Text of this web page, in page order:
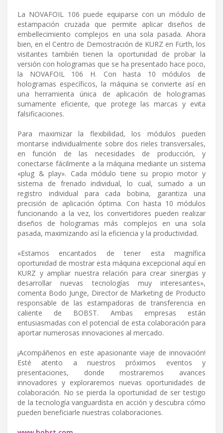
La NOVAFOIL 106 puede equiparse con un módulo de
estampación cruzada que permite aplicar diseños de
embellecimiento complejos en una sola pasada. Ahora
bien, en el Centro de Demostración de KURZ en Fürth, los
visitantes también tienen la oportunidad de probar la
versión con hologramas que se ha presentado hace poco,
la NOVAFOIL 106 H. Con hasta 10 módulos de
hologramas específicos, la máquina se convierte así en
una herramienta única de aplicación de hologramas
sumamente eficiente, que protege las marcas y evita
falsificaciones.
Para maximizar la flexibilidad, los módulos pueden
montarse individualmente sobre dos rieles transversales,
en función de las necesidades de producción, y
conectarse fácilmente a la máquina mediante un sistema
«plug & play». Cada módulo tiene su propio motor y
sistema de frenado individual, lo cual, sumado a un
registro individual para cada bobina, garantiza una
precisión de aplicación óptima. Con hasta 10 módulos
funcionando a la vez, los convertidores pueden realizar
diseños de hologramas más complejos en una sola
pasada, maximizando así la eficiencia y la productividad.
«Estamos encantados de tener esta magnífica
oportunidad de mostrar esta máquina excepcional aquí en
KURZ y ampliar nuestra relación para crear sinergias y
desarrollar nuevas tecnologías muy interesantes»,
comenta Bodo Junge, Director de Marketing de Producto
responsable de las estampadoras de transferencia en
caliente de BOBST. Ambas empresas están
entusiasmadas con el potencial de esta colaboración para
aportar numerosas innovaciones al mercado.
¡Acompáñenos en este apasionante viaje de innovación!
Esté atento a nuestros próximos eventos y
presentaciones, donde mostraremos avances
innovadores y exploraremos nuevas oportunidades de
colaboración. No se pierda la oportunidad de ser testigo
de la tecnología vanguardista en acción y descubra cómo
pueden beneficiarle nuestras colaboraciones.